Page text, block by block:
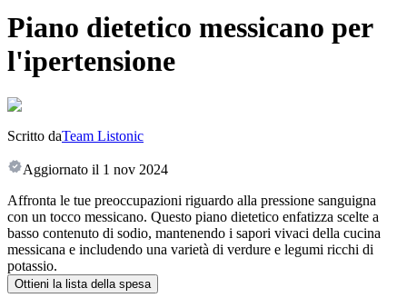
Piano dietetico messicano per
l'ipertensione
Scritto daTeam Listonic
Aggiornato il 1 nov 2024
Affronta le tue preoccupazioni riguardo alla pressione sanguigna
con un tocco messicano. Questo piano dietetico enfatizza scelte a
basso contenuto di sodio, mantenendo i sapori vivaci della cucina
messicana e includendo una varietà di verdure e legumi ricchi di
potassio.
Ottieni la lista della spesa